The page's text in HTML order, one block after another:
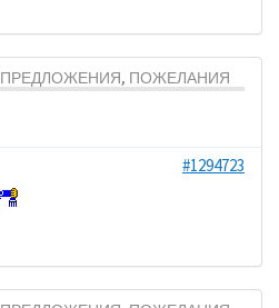
ПРЕДЛОЖЕНИЯ, ПОЖЕЛАНИЯ
#1294723